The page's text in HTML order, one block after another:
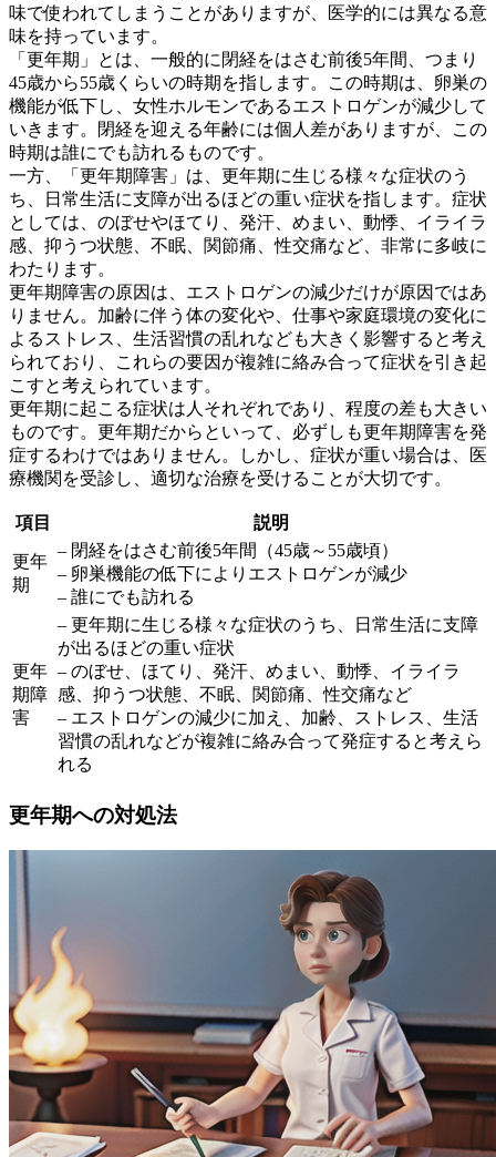
味で使われてしまうことがありますが、
医学的には異なる意
味を持っています。
「更年期」とは、一般的に閉経をはさむ前後5年間、つまり
45歳から55歳くらいの時期を指します。この時期は、卵巣の
機能が低下し、女性ホルモンであるエストロゲンが減少して
いきます。閉経を迎える年齢には個人差がありますが、この
時期は誰にでも訪れるものです。
一方、「更年期障害」は、更年期に生じる様々な症状のう
ち、
日常生活に支障が出るほどの重い症状を指します。症状
としては、のぼせやほてり、発汗、めまい、動悸、イライラ
感、抑うつ状態、不眠、関節痛、性交痛など、非常に多岐に
わたります。
更年期障害の原因は、エストロゲンの減少だけが原因ではあ
りません。加齢に伴う体の変化や、仕事や家庭環境の変化に
よるストレス、生活習慣の乱れなども大きく影響すると考え
られており、
これらの要因が複雑に絡み合って症状を引き起
こすと考えられています。
更年期に起こる症状は人それぞれであり、程度の差も大きい
ものです。更年期だからといって、必ずしも更年期障害を発
症するわけではありません。しかし、症状が重い場合は、医
療機関を受診し、適切な治療を受けることが大切です。
項目 説明
更年
期
– 閉経をはさむ前後5年間（45歳～55歳頃）
– 卵巣機能の低下によりエストロゲンが減少
– 誰にでも訪れる
更年
期障
害
– 更年期に生じる様々な症状のうち、日常生活に支障
が出るほどの重い症状
– のぼせ、ほてり、発汗、めまい、動悸、イライラ
感、抑うつ状態、不眠、関節痛、性交痛など
– エストロゲンの減少に加え、加齢、ストレス、生活
習慣の乱れなどが複雑に絡み合って発症すると考えら
れる
更年期への対処法